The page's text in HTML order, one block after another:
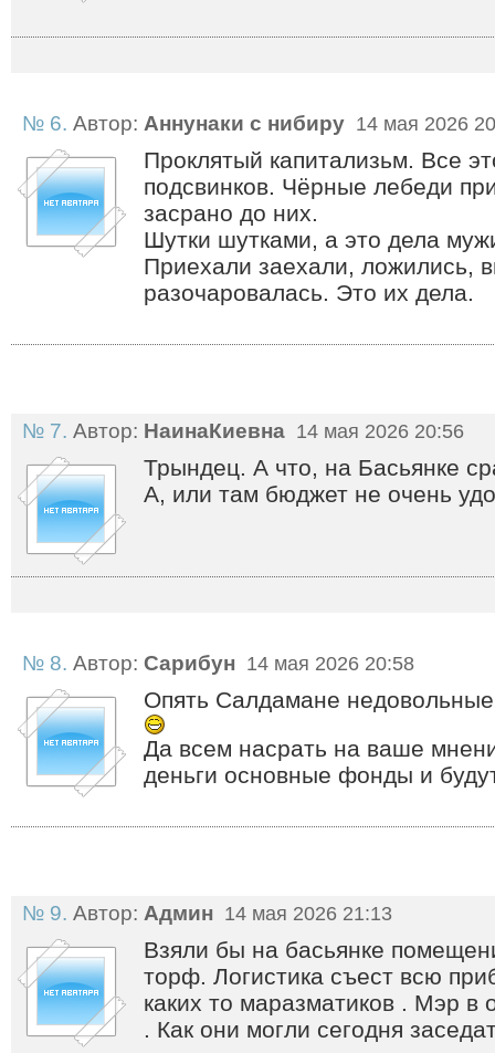
№ 6. Автор: Аннунаки с нибиру 14 мая 2026
Проклятый капитализьм. Все
подсвинков. Чёрные лебеди
засрано до них.
Шутки шутками, а это дела
Приехали заехали, ложились,
разочаровалась. Это их дела.
№ 7. Автор: НаинаКиевна 14 мая 2026 20:56
Трындец. А что, на Басьянке
А, или там бюджет не очень
№ 8. Автор: Сарибун 14 мая 2026 20:58
Опять Салдамане
Да всем насрать на ваше
деньги основные фонды и
№ 9. Автор: Админ 14 мая 2026 21:13
Взяли бы на басьянке
торф. Логистика съест всю
каких то маразматиков . Мэр
. Как они могли сегодня